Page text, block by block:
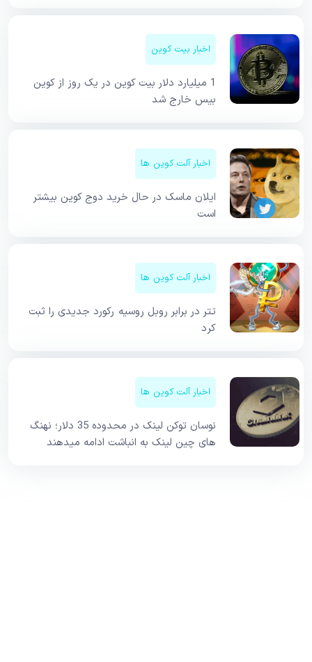
اخبار بیت کوین
1 میلیارد دلار بیت کوین در یک روز از کوین
بیس خارج شد
اخبار آلت کوین ها
ایلان ماسک در حال خرید دوج کوین بیشتر
است
اخبار آلت کوین ها
تتر در برابر روبل روسیه رکورد جدیدی را ثبت
کرد
اخبار آلت کوین ها
نوسان توکن لینک در محدوده 35 دلار؛ نهنگ
های چین لینک به انباشت ادامه میدهند